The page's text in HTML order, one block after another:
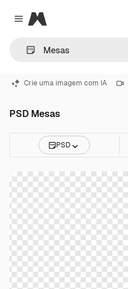
Close menu
Magnific
Crie uma imagem com IA
PSD Mesas
PSD